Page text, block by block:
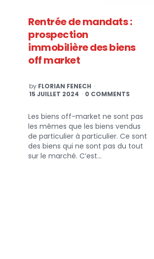
Rentrée de mandats :
prospection
immobilière des biens
off market
POSTED
BY
by FLORIAN FENECH
15 JUILLET 2024
0 COMMENTS
Les biens off-market ne sont pas
les mêmes que les biens vendus
de particulier à particulier. Ce sont
des biens qui ne sont pas du tout
sur le marché. C’est…